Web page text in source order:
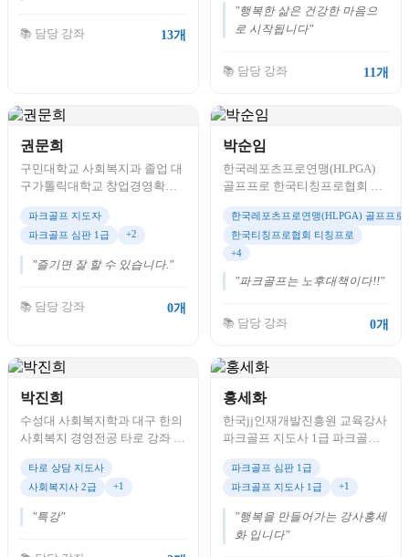
📚 담당 강좌 13개
"행복한 삶은 건강한 마음으
로 시작됩니다"
📚 담당 강좌 11개
권문희
구민대학교 사회복지과 졸업 대
구가톨릭대학교 창업경영확과 3
크골프 심판 1급 파크골프 교육
강사
파크골프 지도자
파크골프 심판 1급
+2
"즐기면 잘 할 수 있습니다."
📚 담당 강좌 0개
박순임
한국레포츠프로연맹(HLPGA)
골프프로 한국티칭프로협회 티
크골프심판 교육강사 평생학습
프로그램 강사 한국JJ 인재개발
진흥원 교수
한국레포츠프로연맹(HLPGA) 골프프로
한국티칭프로협회 티칭프로
+4
"파크골프는 노후대책이다!!"
📚 담당 강좌 0개
박진희
수성대 사회복지학과 대구 한의
사회복지 경영전공 타로 강좌 10
강사
타로 상담 지도사
사회복지사 2급
+1
"특강"
홍세화
한국jj인재개발진흥원 교육강사
파크골프 지도사 1급 파크골프
파크골프 심판 1급
파크골프 지도사 1급
+1
"행복을 만들어가는 강사홍세
화 입니다"